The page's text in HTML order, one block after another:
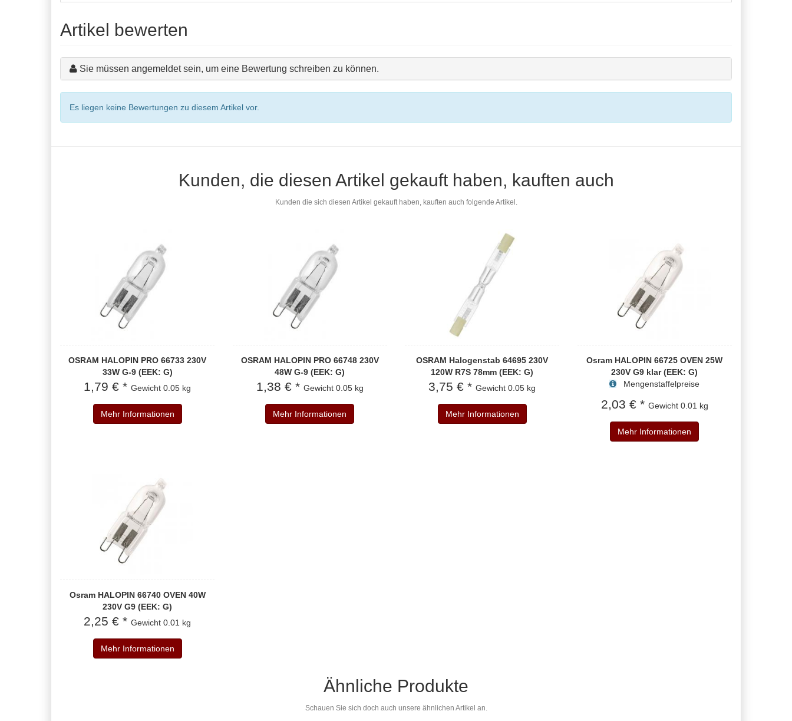
Artikel bewerten
Sie müssen angemeldet sein, um eine Bewertung schreiben zu können.
Es liegen keine Bewertungen zu diesem Artikel vor.
Kunden, die diesen Artikel gekauft haben, kauften auch
Kunden die sich diesen Artikel gekauft haben, kauften auch folgende Artikel.
OSRAM HALOPIN PRO 66733 230V
33W G-9 (EEK: G)
1,79 € *Gewicht 0.05 kg
Mehr Informationen
OSRAM HALOPIN PRO 66748 230V
48W G-9 (EEK: G)
1,38 € * Gewicht 0.05 kg
Mehr Informationen
OSRAM Halogenstab 64695 230V
120W R7S 78mm (EEK: G)
3,75 € *Gewicht 0.05 kg
Mehr Informationen
Osram HALOPIN 66725 OVEN 25W
230V G9 klar (EEK: G)
Mengenstaffelpreise
2,03 € * Gewicht 0.01 kg
Mehr Informationen
Osram HALOPIN 66740 OVEN 40W
230V G9 (EEK: G)
2,25 € *Gewicht 0.01 kg
Mehr Informationen
Ähnliche Produkte
Schauen Sie sich doch auch unsere ähnlichen Artikel an.